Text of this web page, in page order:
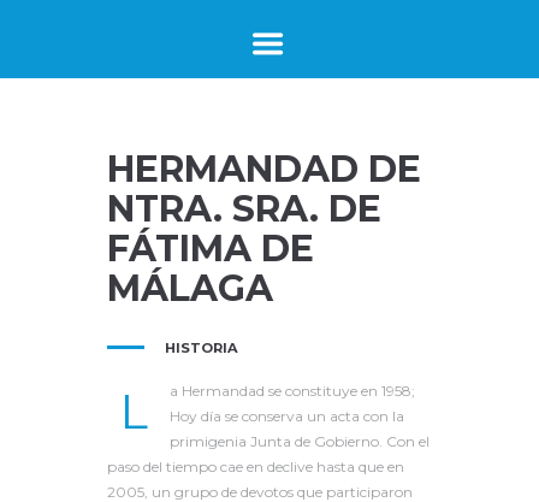
HERMANDAD DE
NTRA. SRA. DE
FÁTIMA DE
MÁLAGA
HISTORIA
L
a Hermandad se constituye en 1958;
Hoy día se conserva un acta con la
primigenia Junta de Gobierno. Con el
paso del tiempo cae en declive hasta que en
2005, un grupo de devotos que participaron